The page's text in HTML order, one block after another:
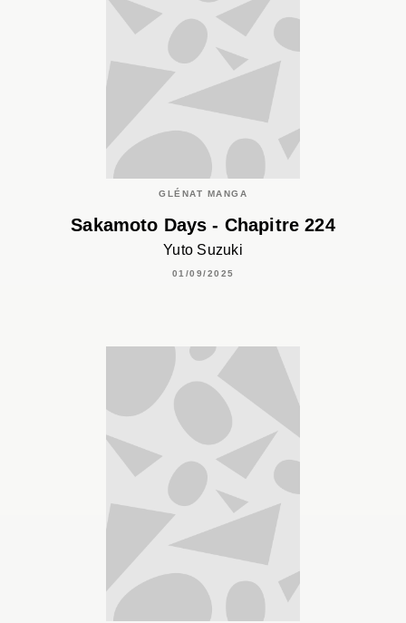
GLÉNAT MANGA
Sakamoto Days - Chapitre 224
Yuto Suzuki
01/09/2025